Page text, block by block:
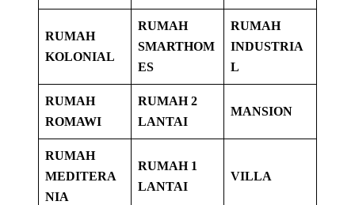
RUMAH
KOLONIAL
RUMAH
SMARTHOM
ES
RUMAH
INDUSTRIA
L
RUMAH
ROMAWI
RUMAH 2
LANTAI
MANSION
RUMAH
MEDITERA
NIA
RUMAH 1
LANTAI
VILLA